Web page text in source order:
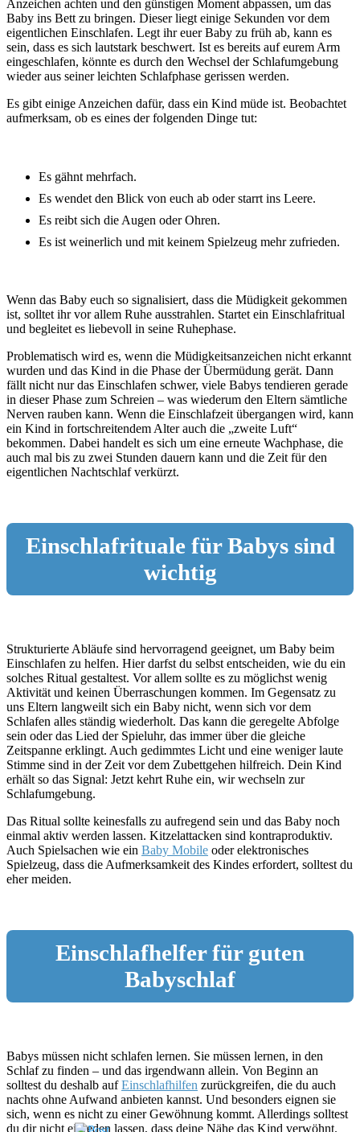
Anzeichen achten und den günstigen Moment abpassen, um das
Baby ins Bett zu bringen. Dieser liegt einige Sekunden vor dem
eigentlichen Einschlafen. Legt ihr euer Baby zu früh ab, kann es
sein, dass es sich lautstark beschwert. Ist es bereits auf eurem Arm
eingeschlafen, könnte es durch den Wechsel der Schlafumgebung
wieder aus seiner leichten Schlafphase gerissen werden.
Es gibt einige Anzeichen dafür, dass ein Kind müde ist. Beobachtet
aufmerksam, ob es eines der folgenden Dinge tut:
Es gähnt mehrfach.
Es wendet den Blick von euch ab oder starrt ins Leere.
Es reibt sich die Augen oder Ohren.
Es ist weinerlich und mit keinem Spielzeug mehr zufrieden.
Wenn das Baby euch so signalisiert, dass die Müdigkeit gekommen
ist, solltet ihr vor allem Ruhe ausstrahlen. Startet ein Einschlafritual
und begleitet es liebevoll in seine Ruhephase.
Problematisch wird es, wenn die Müdigkeitsanzeichen nicht erkannt
wurden und das Kind in die Phase der Übermüdung gerät. Dann
fällt nicht nur das Einschlafen schwer, viele Babys tendieren gerade
in dieser Phase zum Schreien – was wiederum den Eltern sämtliche
Nerven rauben kann. Wenn die Einschlafzeit übergangen wird, kann
ein Kind in fortschreitendem Alter auch die „zweite Luft“
bekommen. Dabei handelt es sich um eine erneute Wachphase, die
auch mal bis zu zwei Stunden dauern kann und die Zeit für den
eigentlichen Nachtschlaf verkürzt.
Einschlafrituale für Babys sind
wichtig
Strukturierte Abläufe sind hervorragend geeignet, um Baby beim
Einschlafen zu helfen. Hier darfst du selbst entscheiden, wie du ein
solches Ritual gestaltest. Vor allem sollte es zu möglichst wenig
Aktivität und keinen Überraschungen kommen. Im Gegensatz zu
uns Eltern langweilt sich ein Baby nicht, wenn sich vor dem
Schlafen alles ständig wiederholt. Das kann die geregelte Abfolge
sein oder das Lied der Spieluhr, das immer über die gleiche
Zeitspanne erklingt. Auch gedimmtes Licht und eine weniger laute
Stimme sind in der Zeit vor dem Zubettgehen hilfreich. Dein Kind
erhält so das Signal: Jetzt kehrt Ruhe ein, wir wechseln zur
Schlafumgebung.
Das Ritual sollte keinesfalls zu aufregend sein und das Baby noch
einmal aktiv werden lassen. Kitzelattacken sind kontraproduktiv.
Auch Spielsachen wie ein Baby Mobile oder elektronisches
Spielzeug, dass die Aufmerksamkeit des Kindes erfordert, solltest du
eher meiden.
Einschlafhelfer für guten
Babyschlaf
Babys müssen nicht schlafen lernen. Sie müssen lernen, in den
Schlaf zu finden – und das irgendwann allein. Von Beginn an
solltest du deshalb aufEinschlafhilfen zurückgreifen, die du auch
nachts ohne Aufwand anbieten kannst. Und besonders eignen sie
sich, wenn es nicht zu einer Gewöhnung kommt. Allerdings solltest
du dir nicht einreden lassen, dass deine Nähe das Kind verwöhnt.